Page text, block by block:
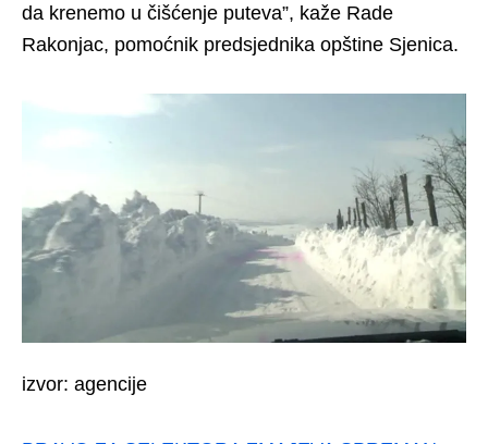
da krenemo u čišćenje puteva”, kaže Rade
Rakonjac, pomoćnik predsjednika opštine Sjenica.
izvor: agencije